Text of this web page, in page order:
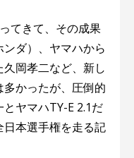
てきて、その成果
ダ）、ヤマハから
岡孝二など、新し
かったが、圧倒的
ヤマハTY-E 2.1だ
本選手権を走る記